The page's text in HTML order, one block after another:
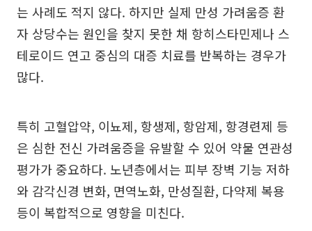
는 사례도 적지 않다. 하지만 실제 만성 가려움증 환
자 상당수는 원인을 찾지 못한 채 항히스타민제나 스
테로이드 연고 중심의 대증 치료를 반복하는 경우가
많다.
특히 고혈압약, 이뇨제, 항생제, 항암제, 항경련제 등
은 심한 전신 가려움증을 유발할 수 있어 약물 연관성
평가가 중요하다. 노년층에서는 피부 장벽 기능 저하
와 감각신경 변화, 면역노화, 만성질환, 다약제 복용
등이 복합적으로 영향을 미친다.